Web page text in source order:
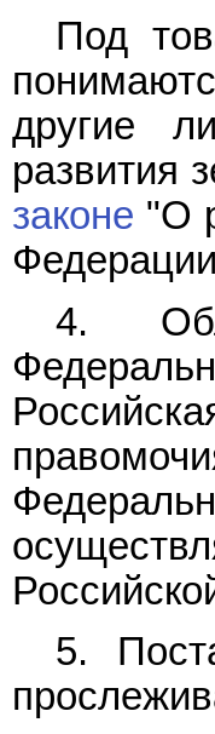
Под
другие
развития
законе "О
4.
5.